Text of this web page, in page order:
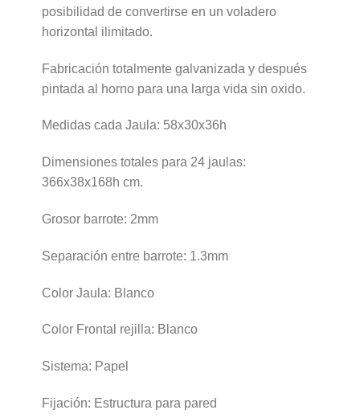
posibilidad de convertirse en un voladero
horizontal ilimitado.
Fabricación totalmente galvanizada y después
pintada al horno para una larga vida sin oxido.
Medidas cada Jaula: 58x30x36h
Dimensiones totales para 24 jaulas:
366x38x168h cm.
Grosor barrote: 2mm
Separación entre barrote: 1.3mm
Color Jaula: Blanco
Color Frontal rejilla: Blanco
Sistema: Papel
Fijación: Estructura para pared